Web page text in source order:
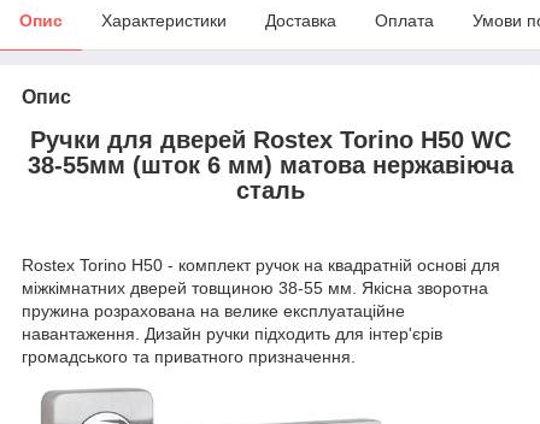
Опис Характеристики Доставка Оплата Умови
Опис
Ручки для дверей Rostex Torino H50 WC
38-55мм (шток 6 мм) матова нержавіюча
сталь
Rostex Torino H50 - комплект ручок на квадратній основі для
міжкімнатних дверей товщиною 38-55 мм. Якісна зворотна
пружина розрахована на велике експлуатаційне
навантаження. Дизайн ручки підходить для інтер'єрів
громадського та приватного призначення.